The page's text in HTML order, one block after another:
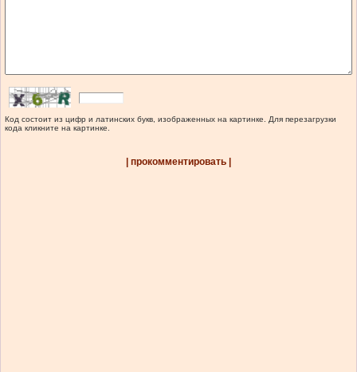
Код состоит из цифр и латинских букв, изображенных на картинке. Для перезагрузки
кода кликните на картинке.
| прокомментировать |